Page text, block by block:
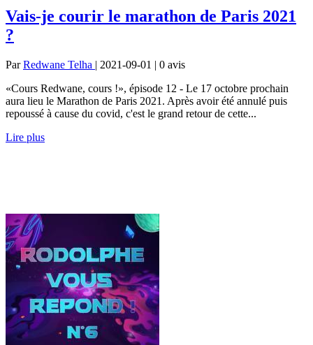
Vais-je courir le marathon de Paris 2021
?
ParRedwane Telha | 2021-09-01 | 0 avis
«Cours Redwane, cours !», épisode 12 - Le 17 octobre prochain
aura lieu le Marathon de Paris 2021. Après avoir été annulé puis
repoussé à cause du covid, c'est le grand retour de cette...
Lire plus